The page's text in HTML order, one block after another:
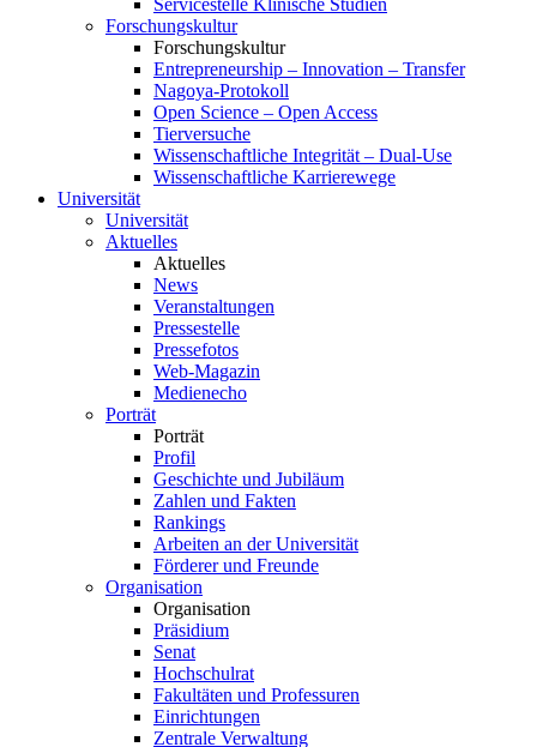
Servicestelle Klinische Studien
Forschungskultur
Forschungskultur
Entrepreneurship – Innovation – Transfer
Nagoya-Protokoll
Open Science – Open Access
Tierversuche
Wissenschaftliche Integrität – Dual-Use
Wissenschaftliche Karrierewege
Universität
Universität
Aktuelles
Aktuelles
News
Veranstaltungen
Pressestelle
Pressefotos
Web-Magazin
Medienecho
Porträt
Porträt
Profil
Geschichte und Jubiläum
Zahlen und Fakten
Rankings
Arbeiten an der Universität
Förderer und Freunde
Organisation
Organisation
Präsidium
Senat
Hochschulrat
Fakultäten und Professuren
Einrichtungen
Zentrale Verwaltung